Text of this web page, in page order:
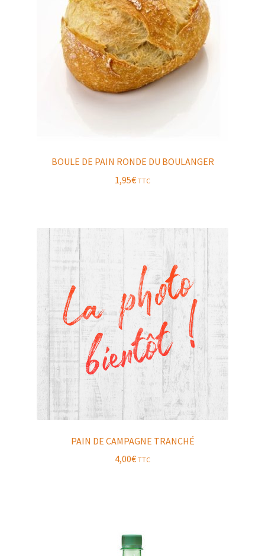
BOULE DE PAIN RONDE DU BOULANGER
1,95€ TTC
PAIN DE CAMPAGNE TRANCHÉ
4,00€ TTC